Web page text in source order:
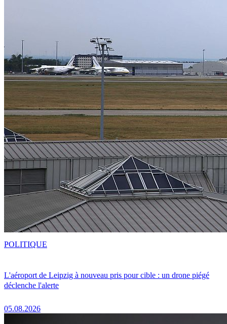
L'aéroport de Leipzig à nouveau pris pour cible : un drone piégé
déclenche l'alerte
05.08.2026
POLITIQUE